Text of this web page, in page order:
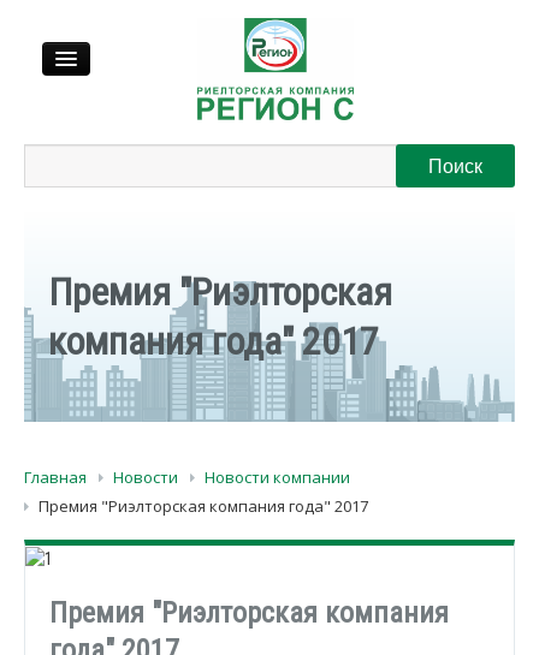
Выкуп
Регионы
Контакты
Премия "Риэлторская
компания года" 2017
Главная Новости
Новости компании
Премия "Риэлторская компания года" 2017
Премия "Риэлторская компания